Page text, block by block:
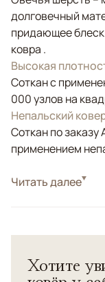
долговечный
придающее блеск
ковра .
Высокая
Соткан с
000 узлов на
Непальский
Соткан по заказу
применением
Стиль
Читать далее
Хотите